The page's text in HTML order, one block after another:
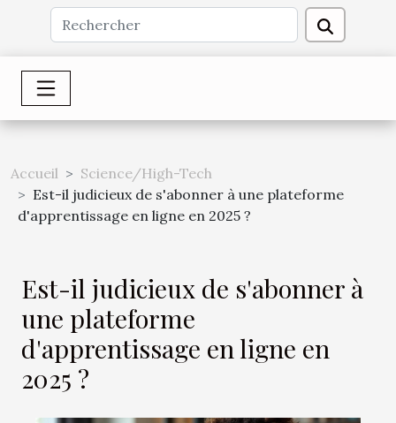
Accueil
Science/High-Tech
Est-il judicieux de s'abonner à une plateforme
d'apprentissage en ligne en 2025 ?
Est-il judicieux de s'abonner à
une plateforme
d'apprentissage en ligne en
2025 ?